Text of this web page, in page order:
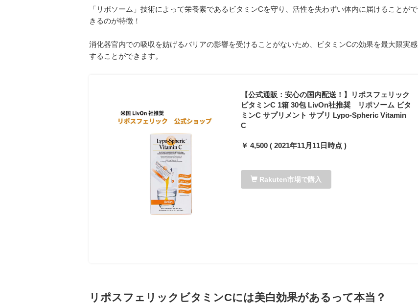
「リポソーム」技術によって栄養素であるビタミンCを守り、活性を失わずい体内に届けることがで
きるのが特徴！
消化器官内での吸収を妨げるバリアの影響を受けることがないため、ビタミンCの効果を最大限実感
することができます。
【公式通販：安心の国内配送！】リポスフェリック
ビタミンC 1箱 30包 LivOn社推奨 リポソーム ビタ
ミンC サプリメント サプリ Lypo-Spheric Vitamin
C
￥ 4,500 ( 2021年11月11日時点 )
Rakuten市場で購入
リポスフェリックビタミンCには美白効果があるって本当？